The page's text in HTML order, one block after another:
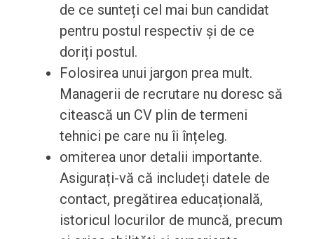
de ce sunteți cel mai bun candidat
pentru postul respectiv și de ce
doriți postul.
Folosirea unui jargon prea mult.
Managerii de recrutare nu doresc să
citească un CV plin de termeni
tehnici pe care nu îi înțeleg.
omiterea unor detalii importante.
Asigurați-vă că includeți datele de
contact, pregătirea educațională,
istoricul locurilor de muncă, precum